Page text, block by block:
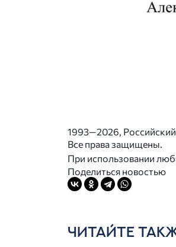
1993—2026,
Все права защищены.
При использовании
Поделиться новостью
ЧИТАЙТЕ